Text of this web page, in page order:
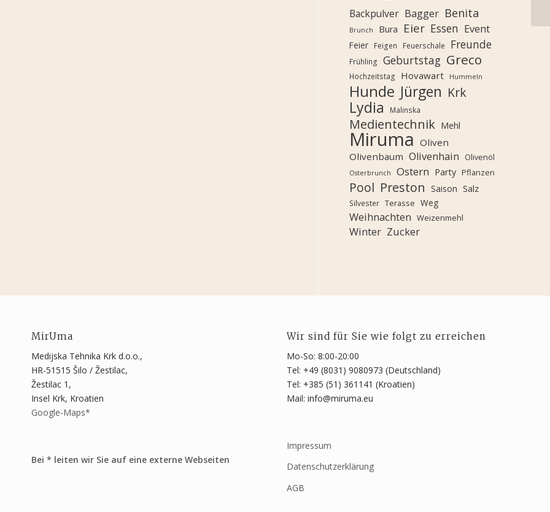
Backpulver Bagger Benita
Brunch Bura Eier Essen Event
Feier Feigen Feuerschale Freunde
Frühling Geburtstag Greco
Hochzeitstag Hovawart Hummeln
Hunde Jürgen Krk
Lydia Malinska
Medientechnik Mehl
Miruma Oliven
Olivenbaum Olivenhain Olivenöl
Osterbrunch Ostern Party Pflanzen
Pool Preston Saison Salz
Silvester Terasse Weg
Weihnachten Weizenmehl
Winter Zucker
MirUma
Medijska Tehnika Krk d.o.o.,
HR-51515 Šilo / Žestilac,
Žestilac 1,
Insel Krk, Kroatien
Google-Maps*
Bei * leiten wir Sie auf eine externe Webseiten
Wir sind für Sie wie folgt zu erreichen
Mo-So: 8:00-20:00
Tel: +49 (8031) 9080973 (Deutschland)
Tel: +385 (51) 361141 (Kroatien)
Mail: info@miruma.eu
Impressum
Datenschutzerklärung
AGB